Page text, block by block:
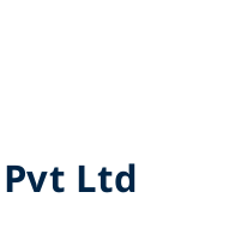
Ltd